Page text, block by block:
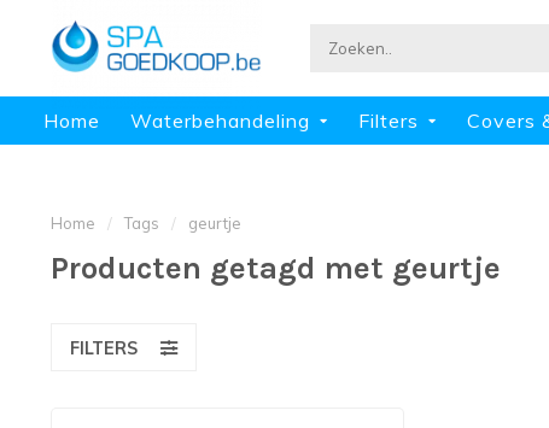
Home Waterbehandeling Filters Covers
Home / Tags / geurtje
Producten getagd met geurtje
FILTERS